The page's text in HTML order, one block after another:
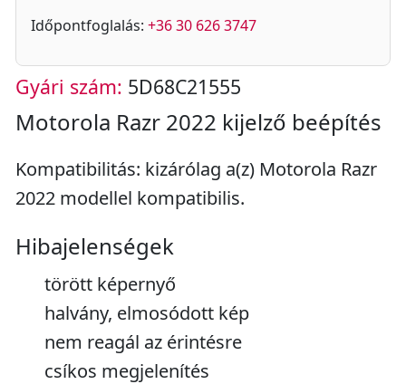
Időpontfoglalás: +36 30 626 3747
Gyári szám: 5D68C21555
Motorola Razr 2022 kijelző beépítés
Kompatibilitás: kizárólag a(z) Motorola Razr
2022 modellel kompatibilis.
Hibajelenségek
törött képernyő
halvány, elmosódott kép
nem reagál az érintésre
csíkos megjelenítés